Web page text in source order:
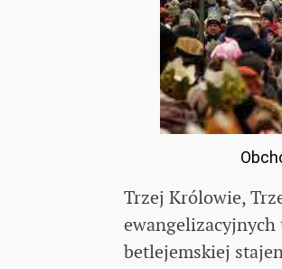
Trzej Królowie,
ewangelizacyjnych
betlejemskiej